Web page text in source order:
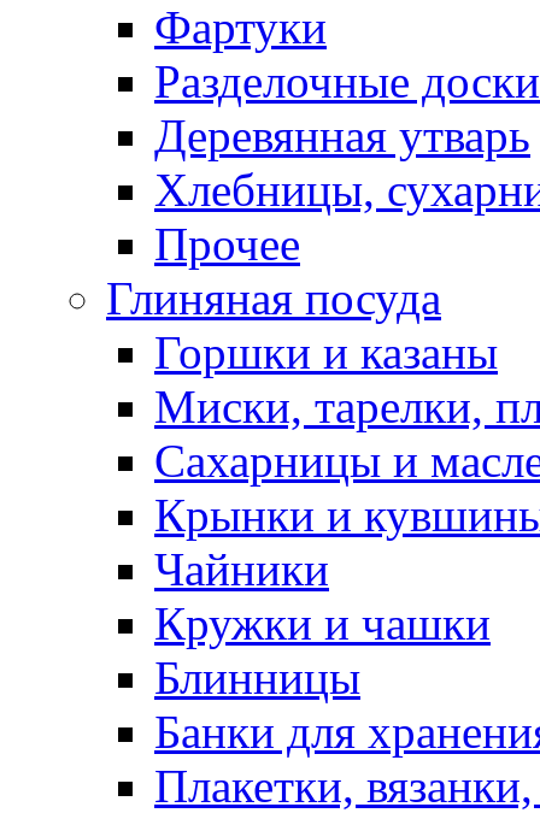
Фартуки
Разделочные доски
Деревянная утварь
Хлебницы,
Прочее
Глиняная посуда
Горшки и казаны
Миски, тарелки,
Сахарницы и
Крынки и
Чайники
Кружки и чашки
Блинницы
Банки для
Плакетки,